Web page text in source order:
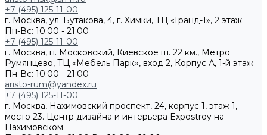
+7 (495) 125-11-00
г. Москва, ул. Бутакова, 4, г. Химки, ТЦ «Гранд-1», 2 этаж
Пн-Вс: 10:00 - 21:00
+7 (495) 125-11-00
г. Москва, п. Московский, Киевское ш. 22 км., Метро
Румянцево, ТЦ «Мебель Парк», вход 2, Корпус А, 1-й этаж
Пн-Вс: 10:00 - 21:00
aristo-rum@yandex.ru
+7 (495) 125-11-00
г. Москва, Нахимовский проспект, 24, корпус 1, этаж 1,
место 23. Центр дизайна и интерьера Expostroy на
Нахимовском